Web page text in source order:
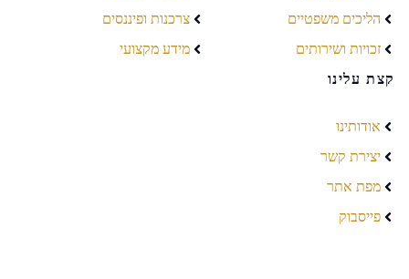
הליכים משפטיים
זכויות ושירותים
צרכנות ופיננסים
מידע מקצועי
קצת עלינו
אודותינו
יצירת קשר
מפת אתר
פייסבוק